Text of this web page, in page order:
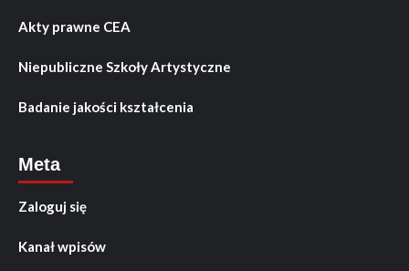
Akty prawne CEA
Niepubliczne Szkoły Artystyczne
Badanie jakości kształcenia
Meta
Zaloguj się
Kanał wpisów